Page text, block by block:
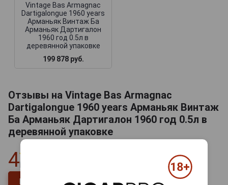
Vintage Bas Armagnac
Dartigalongue 1960 years
Арманьяк Винтаж Ба
Арманьяк Дартигалон
1960 год 0.5л в
деревянной упаковке
199 878 руб.
Отзывы на Vintage Bas Armagnac
Dartigalongue 1960 years Арманьяк Винтаж
Ба Арманьяк Дартигалон 1960 год 0.5л в
деревянной упаковке
4Всего
Напишите отзыв